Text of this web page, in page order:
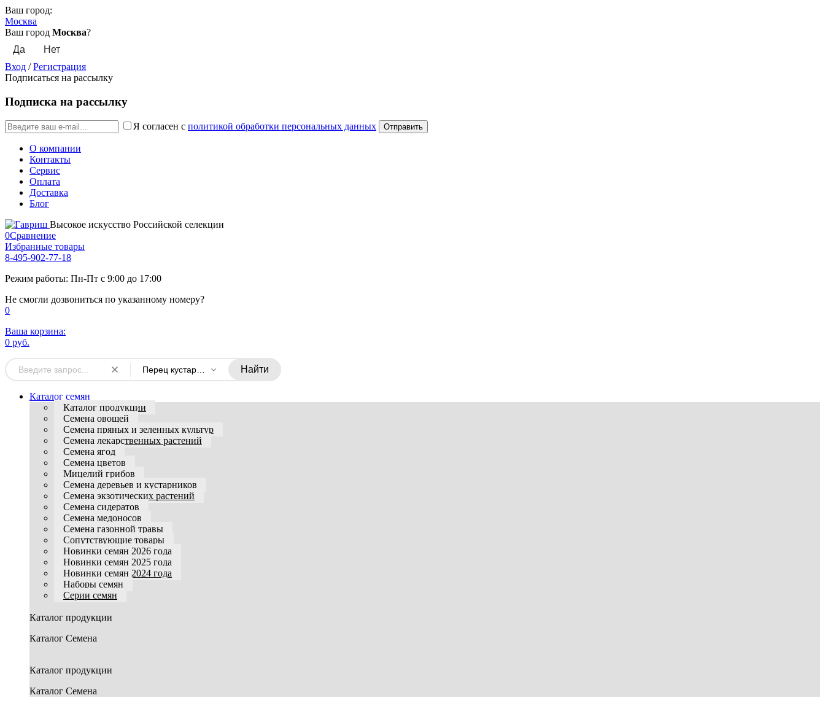
Ваш город:
Москва
Ваш город Москва?
Вход /Регистрация
Подписаться на рассылку
Подписка на рассылку
Я согласен с политикой обработки персональных данных
О компании
Контакты
Сервис
Оплата
Доставка
Блог
Высокое искусство Российской селекции
0Сравнение
Избранные товары
8-495-902-77-18
Режим работы: Пн-Пт с 9:00 до 17:00
Не смогли дозвониться по указанному номеру?
0
Ваша корзина:
0 руб.
Перец кустарниковый Найти
Каталог семян
Каталог продукции
Семена овощей
Семена пряных и зеленных культур
Семена лекарственных растений
Семена ягод
Семена цветов
Мицелий грибов
Семена деревьев и кустарников
Семена экзотических растений
Семена сидератов
Семена медоносов
Семена газонной травы
Сопутствующие товары
Новинки семян 2026 года
Новинки семян 2025 года
Новинки семян 2024 года
Наборы семян
Серии семян
Каталог продукции
Каталог Семена
Каталог продукции
Каталог Семена